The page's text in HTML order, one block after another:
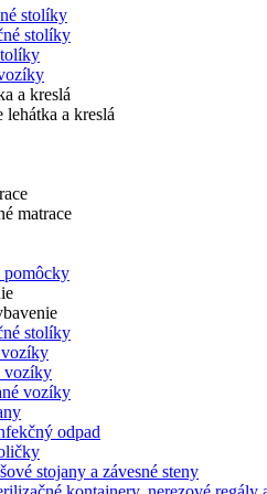
stolíky
stolíky
a kreslá
lehátka a kreslá
matrace
pomôcky
stolíky
vozíky
vozíky
vozíky
odpad
stojany a závesné steny